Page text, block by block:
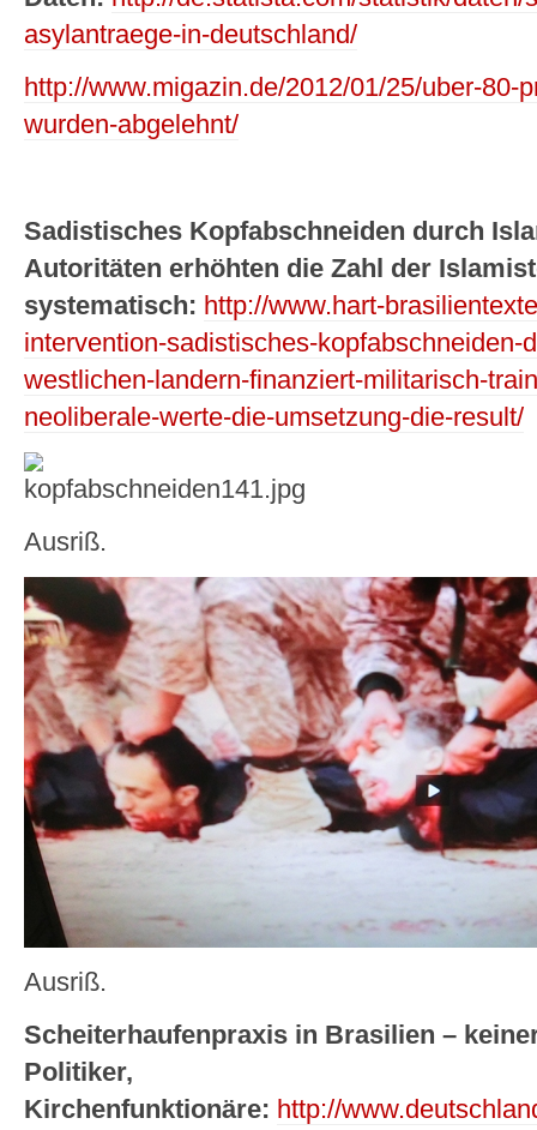
asylantraege-in-deutschland/
http://www.migazin.de/2012/01/25/uber-80-
wurden-abgelehnt/
Sadistisches Kopfabschneiden durch
Autoritäten erhöhten die Zahl der
systematisch: http://www.hart-
intervention-sadistisches-kopfabschneiden-
westlichen-landern-finanziert-militarisch-
neoliberale-werte-die-umsetzung-die-result/
Ausriß.
Ausriß.
Scheiterhaufenpraxis in Brasilien –
Politiker,
Kirchenfunktionäre: http://